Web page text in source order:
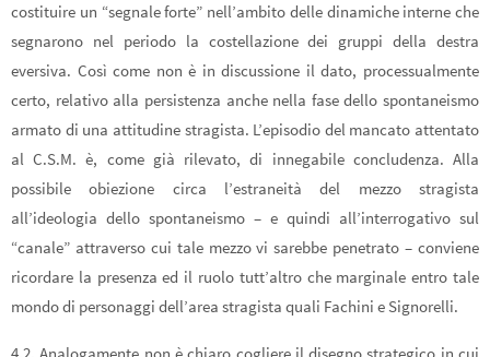
costituire un “segnale forte” nell’ambito delle dinamiche interne che
segnarono nel periodo la costellazione dei gruppi della destra
eversiva. Così come non è in discussione il dato, processualmente
certo, relativo alla persistenza anche nella fase dello spontaneismo
armato di una attitudine stragista. L’episodio del mancato attentato
al C.S.M. è, come già rilevato, di innegabile concludenza. Alla
possibile obiezione circa l’estraneità del mezzo stragista
all’ideologia dello spontaneismo – e quindi all’interrogativo sul
“canale” attraverso cui tale mezzo vi sarebbe penetrato – conviene
ricordare la presenza ed il ruolo tutt’altro che marginale entro tale
mondo di personaggi dell’area stragista quali Fachini e Signorelli.
4.2. Analogamente non è chiaro cogliere il disegno strategico in cui